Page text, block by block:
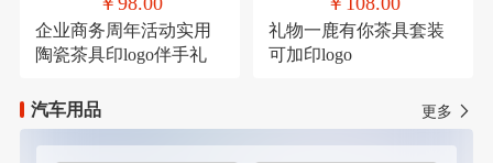
企业商务周年活动实用
陶瓷茶具印logo伴手礼
礼物一鹿有你茶具套装
可加印logo
汽车用品 更多